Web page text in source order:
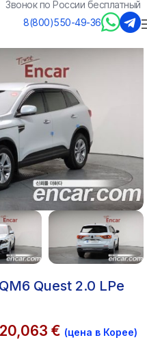
Звонок по России бесплатный
8(800)550-49-36
Korea(Samsung)/QM6
Quest 2.0 LPe
20,063 € (цена в Корее)